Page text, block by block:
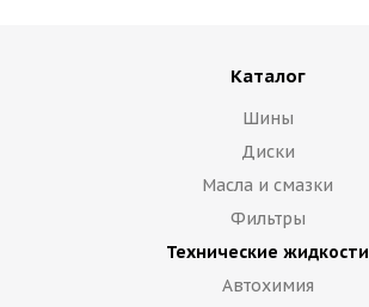
Каталог
Шины
Диски
Масла и смазки
Фильтры
Технические жидкости
Автохимия